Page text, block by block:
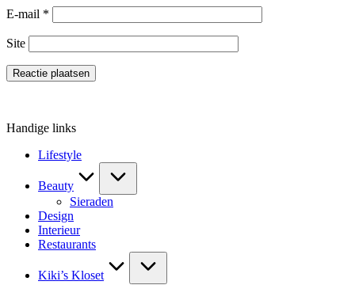
E-mail *
Site
Handige links
Lifestyle
Beauty
Sieraden
Design
Interieur
Restaurants
Kiki’s Kloset